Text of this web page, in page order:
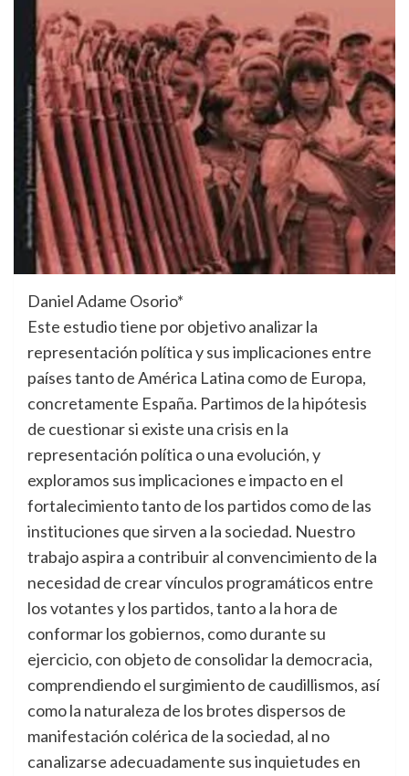
Daniel Adame Osorio*
Este estudio tiene por objetivo analizar la
representación política y sus implicaciones entre
países tanto de América Latina como de Europa,
concretamente España. Partimos de la hipótesis
de cuestionar si existe una crisis en la
representación política o una evolución, y
exploramos sus implicaciones e impacto en el
fortalecimiento tanto de los partidos como de las
instituciones que sirven a la sociedad. Nuestro
trabajo aspira a contribuir al convencimiento de la
necesidad de crear vínculos programáticos entre
los votantes y los partidos, tanto a la hora de
conformar los gobiernos, como durante su
ejercicio, con objeto de consolidar la democracia,
comprendiendo el surgimiento de caudillismos, así
como la naturaleza de los brotes dispersos de
manifestación colérica de la sociedad, al no
canalizarse adecuadamente sus inquietudes en